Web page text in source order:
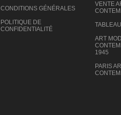
CONDITIONS GÉNÉRALES
POLITIQUE DE
CONFIDENTIALITÉ
VENTE
ART
1945
PARIS